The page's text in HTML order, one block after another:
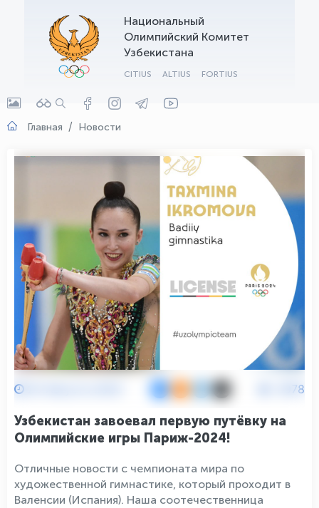
Национальный
Олимпийский Комитет
Узбекистана
CITIUS ALTIUS FORTIUS
Главная Новости
3978
Узбекистан завоевал первую путёвку на
Олимпийские игры Париж-2024!
Отличные новости с чемпионата мира по
художественной гимнастике, который проходит в
Валенсии (Испания). Наша соотечественница
OLYMPCHIK AI - yordamchi
Онлайн · olympic.uz